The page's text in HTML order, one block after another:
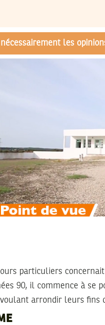
les
particuliers
90, il commence à se
arrondir leurs fins